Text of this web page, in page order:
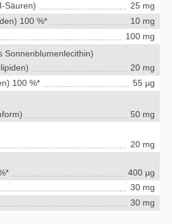
Säuren)
25 mg
100 %*
10 mg
100 mg
Sonnenblumenlecithin)
20 mg
100 %*
55 µg
50 mg
20 mg
400 µg
30 mg
30 mg